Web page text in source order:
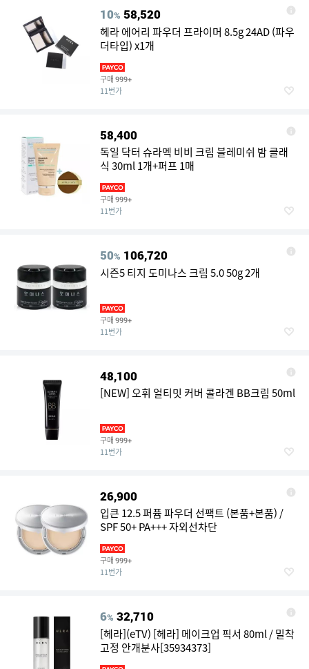
10% 58,520
헤라 에어리 파우더 프라이머 8.5g 24AD (파우
더타입) x1개
구매 999+
11번가
58,400
독일 닥터 슈라멕 비비 크림 블레미쉬 밤 클래
식 30ml 1개+퍼프 1매
구매 999+
11번가
50% 106,720
시즌5 티지 도미나스 크림 5.0 50g 2개
구매 999+
11번가
48,100
[NEW] 오휘 얼티밋 커버 콜라겐 BB크림 50ml
구매 999+
11번가
26,900
입큰 12.5 퍼퓸 파우더 선팩트 (본품+본품) /
SPF 50+ PA+++ 자외선차단
구매 999+
11번가
6% 32,710
[헤라](eTV) [헤라] 메이크업 픽서 80ml / 밀착
고정 안개분사[35934373]